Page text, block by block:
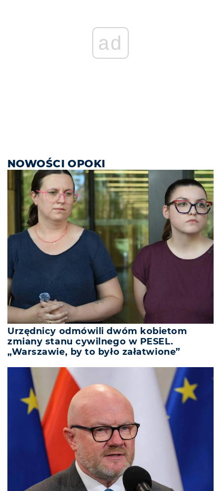
ad
NOWOŚCI OPOKI
Urzędnicy odmówili dwóm kobietom
zmiany stanu cywilnego w PESEL.
„Warszawie, by to było załatwione”